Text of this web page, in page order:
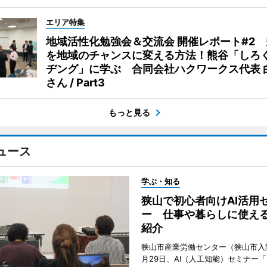
エリア特集
地域活性化勉強会＆交流会 開催レポート#2
を地域のチャンスに変える方法！熊谷「しろ
ヂング」に学ぶ 合同会社ハクワークス代表
さん / Part3
もっと見る
ース
学ぶ・知る
狭山で初心者向けAI活用
ー 仕事や暮らしに使え
紹介
狭山市産業労働センター（狭山市
月29日、AI（人工知能）セミナー